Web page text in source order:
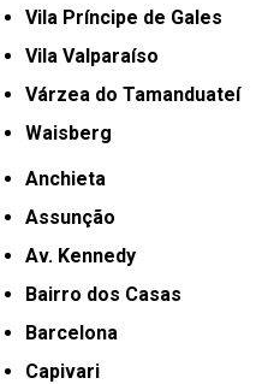
Vila Príncipe de Gales
Vila Valparaíso
Várzea do Tamanduateí
Waisberg
Anchieta
Assunção
Av. Kennedy
Bairro dos Casas
Barcelona
Capivari